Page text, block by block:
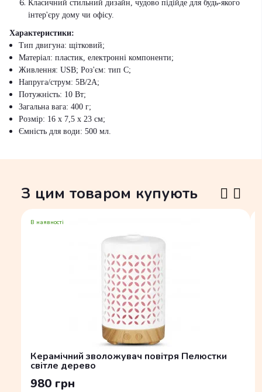
Класичний стильний дизайн, чудово підійде для будь-якого
інтер'єру дому чи офісу.
Характеристики:
Тип двигуна: щітковий;
Матеріал: пластик, електронні компоненти;
Живлення: USB; Роз'єм: тип С;
Напруга/струм: 5В/2А;
Потужність: 10 Вт;
Загальна вага: 400 г;
Розмір: 16 х 7,5 х 23 см;
Ємність для води: 500 мл.
З цим товаром купують
В наявності
Керамічний зволожувач повітря Пелюстки
світле дерево
980 грн